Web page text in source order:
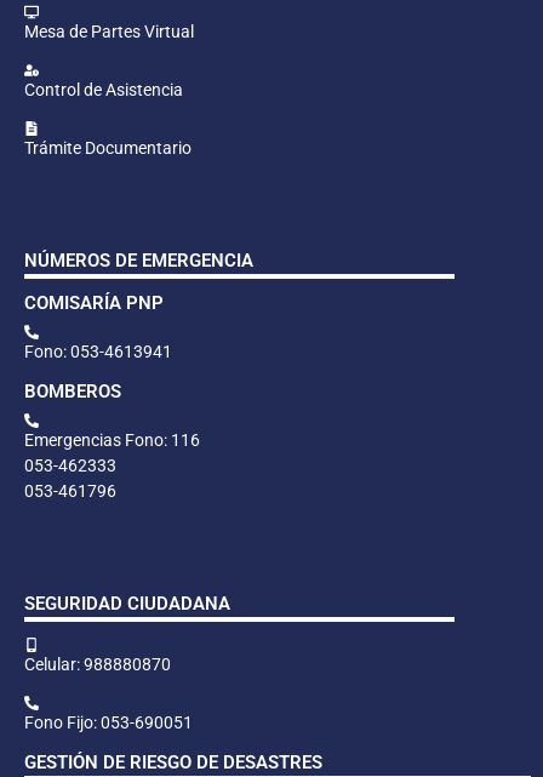
Mesa de Partes Virtual
Control de Asistencia
Trámite Documentario
NÚMEROS DE EMERGENCIA
COMISARÍA PNP
Fono: 053-4613941
BOMBEROS
Emergencias Fono: 116
053-462333
053-461796
SEGURIDAD CIUDADANA
Celular: 988880870
Fono Fijo: 053-690051
GESTIÓN DE RIESGO DE DESASTRES